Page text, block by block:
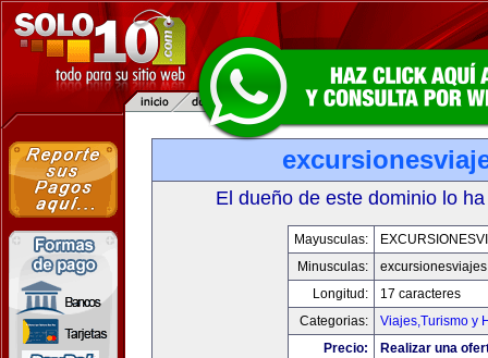
El dueño de este dominio lo
Mayusculas:
Minusculas:
Longitud:
17 caracteres
Categorias:
Viajes,Turismo y
Precio:
Realizar una